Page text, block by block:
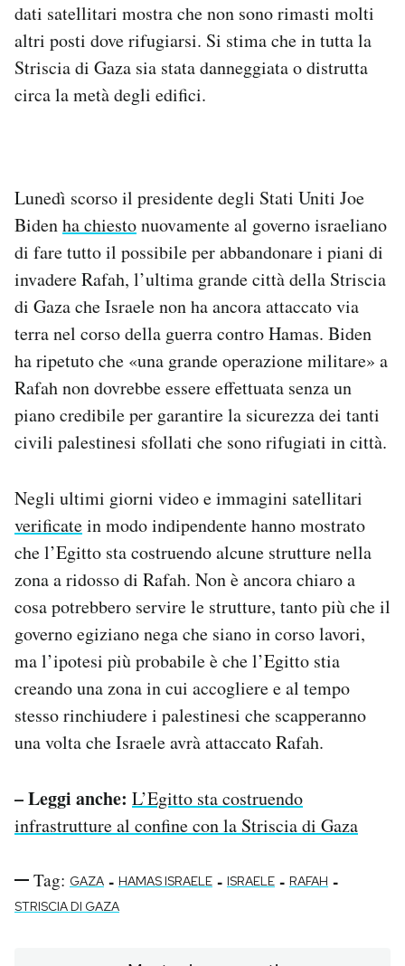
dati satellitari mostra che non sono rimasti molti
altri posti dove rifugiarsi. Si stima che in tutta la
Striscia di Gaza sia stata danneggiata o distrutta
circa la metà degli edifici.
Lunedì scorso il presidente degli Stati Uniti Joe
Bidenha chiestonuovamente al governo israeliano
di fare tutto il possibile per abbandonare i piani di
invadere Rafah, l’ultima grande città della Striscia
di Gaza che Israele non ha ancora attaccato via
terra nel corso della guerra contro Hamas. Biden
ha ripetuto che «una grande operazione militare» a
Rafah non dovrebbe essere effettuata senza un
piano credibile per garantire la sicurezza dei tanti
civili palestinesi sfollati che sono rifugiati in città.
Negli ultimi giorni video e immagini satellitari
verificatein modo indipendente hanno mostrato
che l’Egitto sta costruendo alcune strutture nella
zona a ridosso di Rafah. Non è ancora chiaro a
cosa potrebbero servire le strutture, tanto più che il
governo egiziano nega che siano in corso lavori,
ma l’ipotesi più probabile è che l’Egitto stia
creando una zona in cui accogliere e al tempo
stesso rinchiudere i palestinesi che scapperanno
una volta che Israele avrà attaccato Rafah.
– Leggi anche: L’Egitto sta costruendo
infrastrutture al confine con la Striscia di Gaza
Tag: GAZA - HAMAS ISRAELE - ISRAELE - RAFAH -
STRISCIA DI GAZA